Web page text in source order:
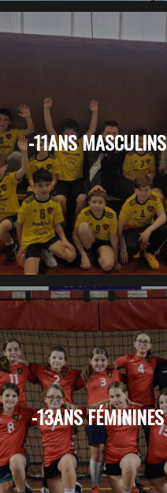
-11ANS MASCULINS
-13ANS FÉMININES